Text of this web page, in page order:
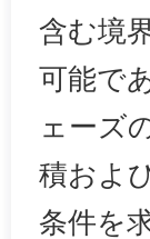
含む境
可能で
ェーズ
積およ
条件を